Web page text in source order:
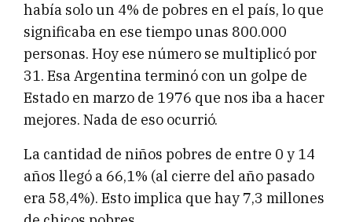
había solo un 4% de pobres en el país, lo que
significaba en ese tiempo unas 800.000
personas. Hoy ese número se multiplicó por
31. Esa Argentina terminó con un golpe de
Estado en marzo de 1976 que nos iba a hacer
mejores. Nada de eso ocurrió.
La cantidad de niños pobres de entre 0 y 14
años llegó a 66,1% (al cierre del año pasado
era 58,4%). Esto implica que hay 7,3 millones